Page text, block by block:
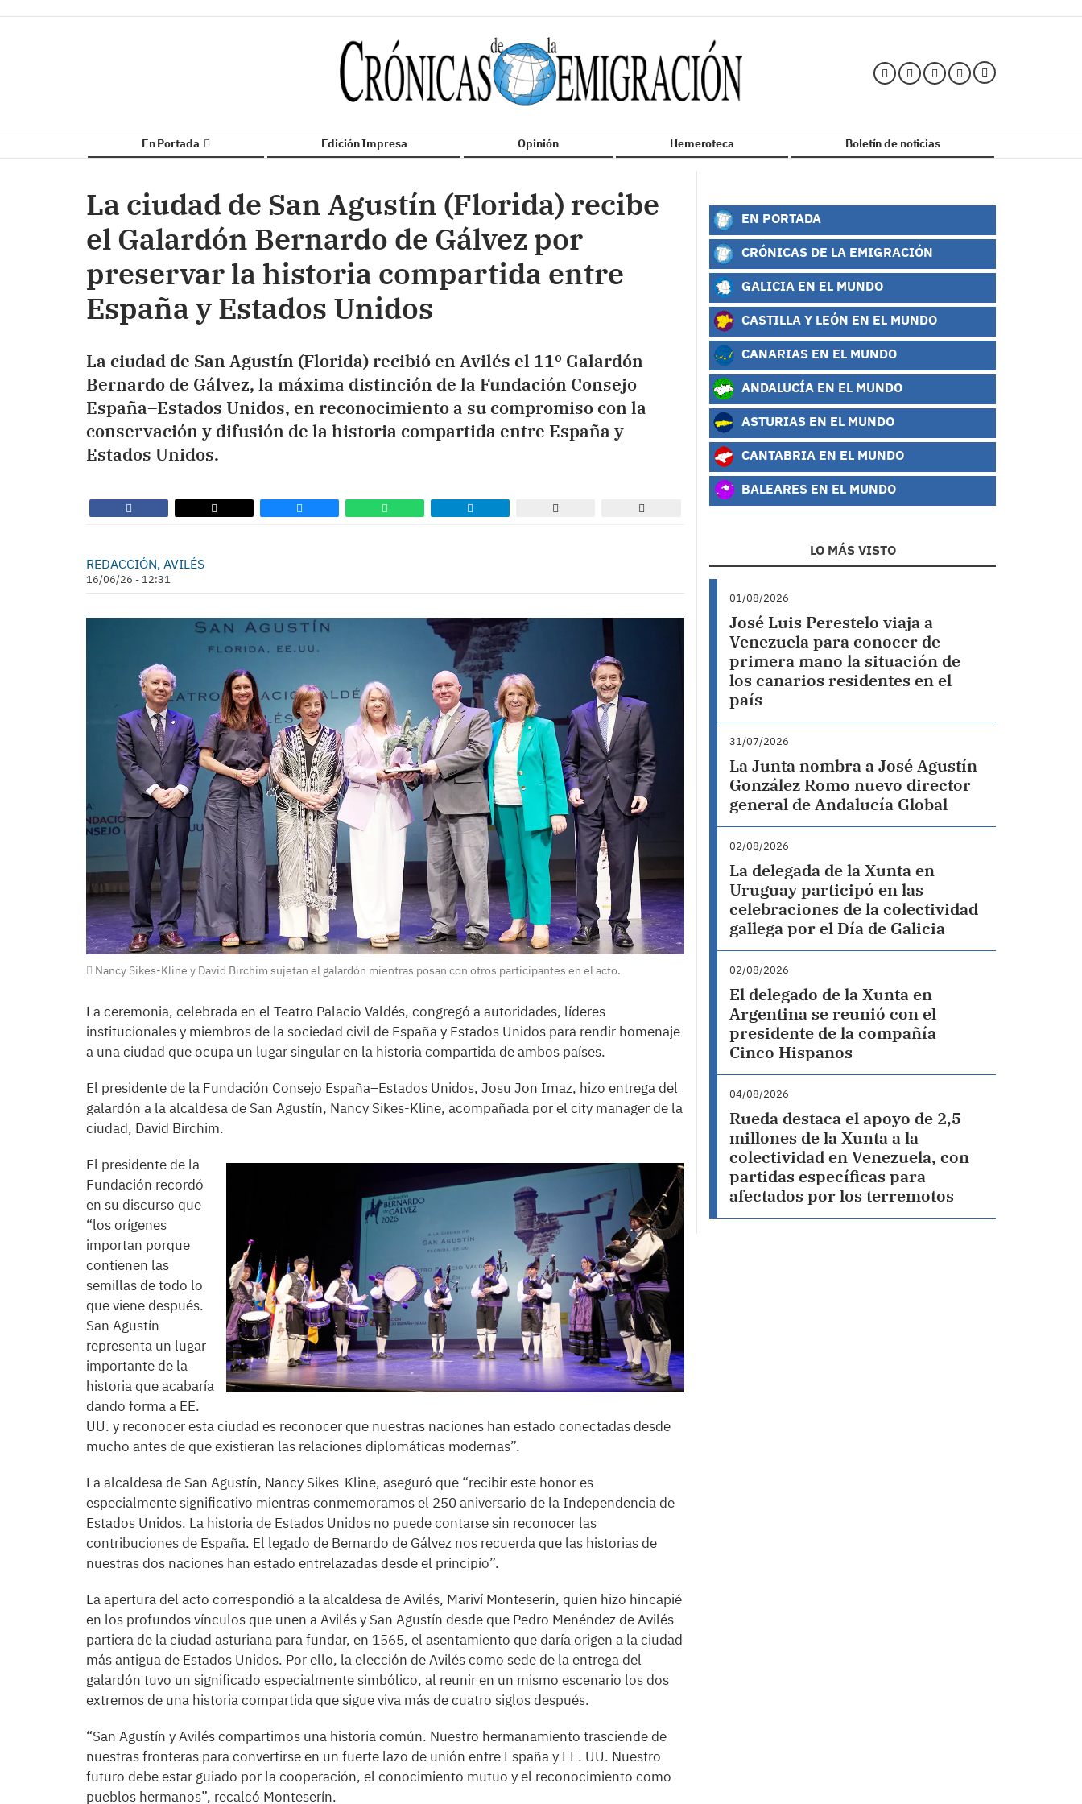
En Portada Edición Impresa Opinión Hemeroteca Boletín de noticias
La ciudad de San Agustín (Florida) recibe
el Galardón Bernardo de Gálvez por
preservar la historia compartida entre
España y Estados Unidos
La ciudad de San Agustín (Florida) recibió en Avilés el 11º Galardón
Bernardo de Gálvez, la máxima distinción de la Fundación Consejo
España–Estados Unidos, en reconocimiento a su compromiso con la
conservación y difusión de la historia compartida entre España y
Estados Unidos.
REDACCIÓN, AVILÉS
16/06/26 - 12:31
Nancy Sikes-Kline y David Birchim sujetan el galardón mientras posan con otros participantes en el acto.
La ceremonia, celebrada en el Teatro Palacio Valdés, congregó a autoridades, líderes
institucionales y miembros de la sociedad civil de España y Estados Unidos para rendir homenaje
a una ciudad que ocupa un lugar singular en la historia compartida de ambos países.
El presidente de la Fundación Consejo España–Estados Unidos, Josu Jon Imaz, hizo entrega del
galardón a la alcaldesa de San Agustín, Nancy Sikes-Kline, acompañada por el city manager de la
ciudad, David Birchim.
El presidente de la
Fundación recordó
en su discurso que
“los orígenes
importan porque
contienen las
semillas de todo lo
que viene después.
San Agustín
representa un lugar
importante de la
historia que acabaría
dando forma a EE.
UU. y reconocer esta ciudad es reconocer que nuestras naciones han estado conectadas desde
mucho antes de que existieran las relaciones diplomáticas modernas”.
La alcaldesa de San Agustín, Nancy Sikes-Kline, aseguró que “recibir este honor es
especialmente significativo mientras conmemoramos el 250 aniversario de la Independencia de
Estados Unidos. La historia de Estados Unidos no puede contarse sin reconocer las
contribuciones de España. El legado de Bernardo de Gálvez nos recuerda que las historias de
nuestras dos naciones han estado entrelazadas desde el principio”.
La apertura del acto correspondió a la alcaldesa de Avilés, Mariví Monteserín, quien hizo hincapié
en los profundos vínculos que unen a Avilés y San Agustín desde que Pedro Menéndez de Avilés
partiera de la ciudad asturiana para fundar, en 1565, el asentamiento que daría origen a la ciudad
más antigua de Estados Unidos. Por ello, la elección de Avilés como sede de la entrega del
galardón tuvo un significado especialmente simbólico, al reunir en un mismo escenario los dos
extremos de una historia compartida que sigue viva más de cuatro siglos después.
“San Agustín y Avilés compartimos una historia común. Nuestro hermanamiento trasciende de
nuestras fronteras para convertirse en un fuerte lazo de unión entre España y EE. UU. Nuestro
futuro debe estar guiado por la cooperación, el conocimiento mutuo y el reconocimiento como
pueblos hermanos”, recalcó Monteserín.
EN PORTADA
CRÓNICAS DE LA EMIGRACIÓN
GALICIA EN EL MUNDO
CASTILLA Y LEÓN EN EL MUNDO
CANARIAS EN EL MUNDO
ANDALUCÍA EN EL MUNDO
ASTURIAS EN EL MUNDO
CANTABRIA EN EL MUNDO
BALEARES EN EL MUNDO
LO MÁS VISTO
01/08/2026
José Luis Perestelo viaja a
Venezuela para conocer de
primera mano la situación de
los canarios residentes en el
país
31/07/2026
La Junta nombra a José Agustín
González Romo nuevo director
general de Andalucía Global
02/08/2026
La delegada de la Xunta en
Uruguay participó en las
celebraciones de la colectividad
gallega por el Día de Galicia
02/08/2026
El delegado de la Xunta en
Argentina se reunió con el
presidente de la compañía
Cinco Hispanos
04/08/2026
Rueda destaca el apoyo de 2,5
millones de la Xunta a la
colectividad en Venezuela, con
partidas específicas para
afectados por los terremotos